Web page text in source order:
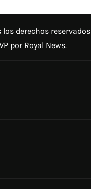
los derechos reservados
por Royal News.